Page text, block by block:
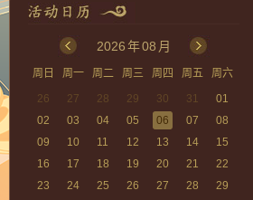
2026年08 月
周日 周一 周二 周三 周四 周五
周六
26
27 28 29 30 31
01
02
03 04 05 06 07
08
09
10 11 12 13 14
15
16
17 18 19 20 21
22
23
24 25 26 27 28
29